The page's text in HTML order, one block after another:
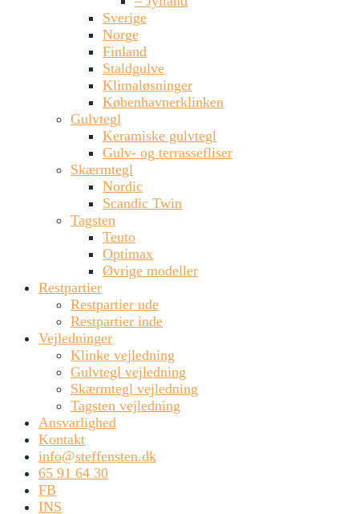
Sverige
Norge
Finland
Staldgulve
Klimaløsninger
Københavnerklinken
Gulvtegl
Keramiske gulvtegl
Gulv- og terrassefliser
Skærmtegl
Nordic
Scandic Twin
Tagsten
Teuto
Optimax
Øvrige modeller
Restpartier
Restpartier ude
Restpartier inde
Vejledninger
Klinke vejledning
Gulvtegl vejledning
Skærmtegl vejledning
Tagsten vejledning
Ansvarlighed
Kontakt
info@steffensten.dk
65 91 64 30
FB
INS